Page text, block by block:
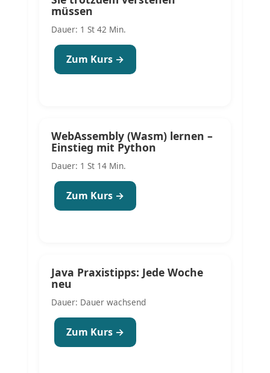
müssen
Dauer: 1 St 42 Min.
Zum Kurs →
WebAssembly (Wasm) lernen –
Einstieg mit Python
Dauer: 1 St 14 Min.
Zum Kurs →
Java Praxistipps: Jede Woche
neu
Dauer: Dauer wachsend
Zum Kurs →